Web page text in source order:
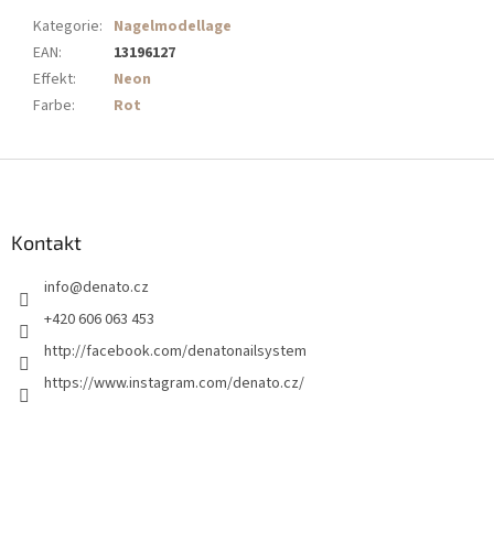
Kategorie: Nagelmodellage
EAN:
13196127
Effekt:
Neon
Farbe: Rot
Kontakt
info@denato.cz
+420 606 063 453
http://facebook.com/denatonailsystem
https://www.instagram.com/denato.cz/